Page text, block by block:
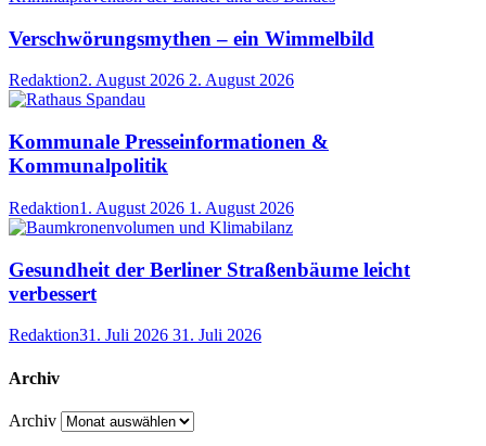
Verschwörungsmythen – ein Wimmelbild
Redaktion2. August 2026 2. August 2026
Kommunale Presseinformationen &
Kommunalpolitik
Redaktion1. August 2026 1. August 2026
Gesundheit der Berliner Straßenbäume leicht
verbessert
Redaktion31. Juli 2026 31. Juli 2026
Archiv
Archiv